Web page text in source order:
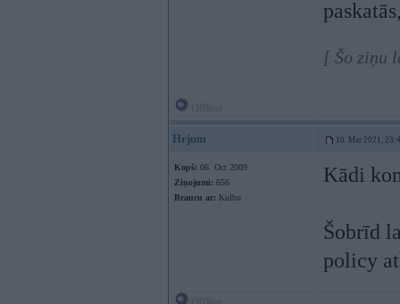
[ Šo ziņu
Hrjum 10. Mar 2021,
Kopš: 06. Oct 2009
Ziņojumi: 656
Braucu ar: Kulbu
Kādi
Šobrīd
policy